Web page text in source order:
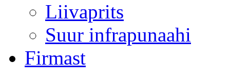
Liivaprits
Suur infrapunaahi
Firmast